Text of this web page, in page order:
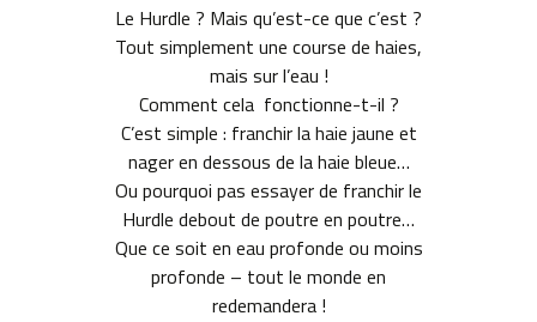
Le Hurdle ? Mais qu’est-ce que c’est ?
Tout simplement une course de haies,
mais sur l’eau !
Comment cela fonctionne-t-il ?
C’est simple : franchir la haie jaune et
nager en dessous de la haie bleue…
Ou pourquoi pas essayer de franchir le
Hurdle debout de poutre en poutre…
Que ce soit en eau profonde ou moins
profonde – tout le monde en
redemandera !